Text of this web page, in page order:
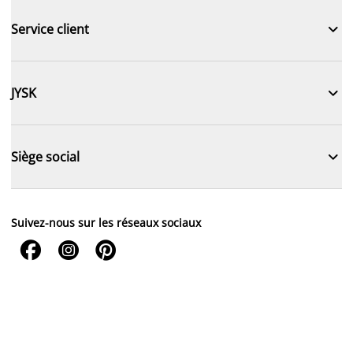
Service client 
JYSK 
Siège social 
Suivez-nous sur les réseaux sociaux
  